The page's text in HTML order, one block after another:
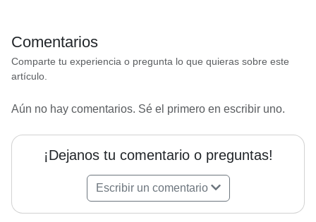
Comentarios
Comparte tu experiencia o pregunta lo que quieras sobre este
artículo.
Aún no hay comentarios. Sé el primero en escribir uno.
¡Dejanos tu comentario o preguntas!
Escribir un comentario